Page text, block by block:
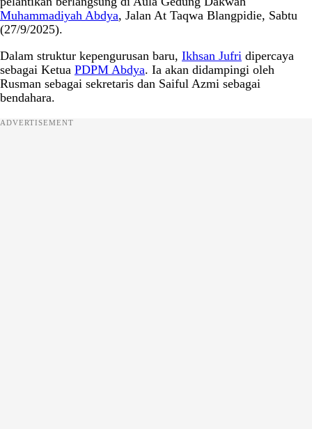
Muhammadiyah Abdya, Jalan At Taqwa Blangpidie, Sabtu
(27/9/2025).
Dalam struktur kepengurusan baru, Ikhsan Jufri dipercaya
sebagai Ketua PDPM Abdya. Ia akan didampingi oleh
Rusman sebagai sekretaris dan Saiful Azmi sebagai
bendahara.
ADVERTISEMENT